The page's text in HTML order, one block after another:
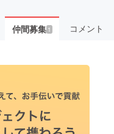
仲間募集 1 コメント